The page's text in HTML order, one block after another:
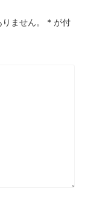
ません。 * が付